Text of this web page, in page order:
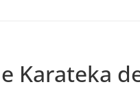
Karateka